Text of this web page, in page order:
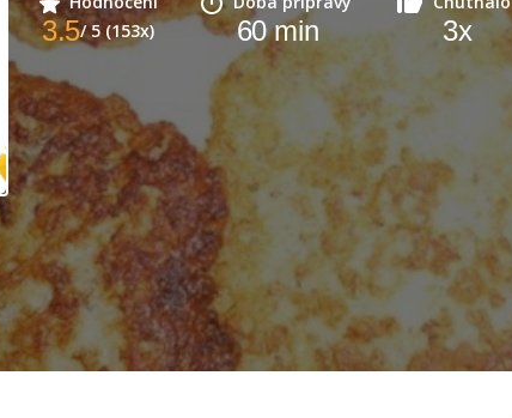
3.5/ 5 (153x) 60min 3x